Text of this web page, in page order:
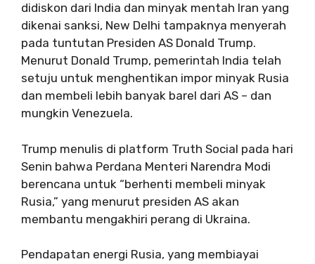
didiskon dari India dan minyak mentah Iran yang
dikenai sanksi, New Delhi tampaknya menyerah
pada tuntutan Presiden AS Donald Trump.
Menurut Donald Trump, pemerintah India telah
setuju untuk menghentikan impor minyak Rusia
dan membeli lebih banyak barel dari AS – dan
mungkin Venezuela.
Trump menulis di platform Truth Social pada hari
Senin bahwa Perdana Menteri Narendra Modi
berencana untuk “berhenti membeli minyak
Rusia,” yang menurut presiden AS akan
membantu mengakhiri perang di Ukraina.
Pendapatan energi Rusia, yang membiayai